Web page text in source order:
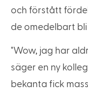
och förstått
de omedelbart
"Wow, jag har
säger en ny
bekanta fick